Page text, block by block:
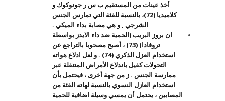
أخذ عينات من المستقيم ب س ر جونوكوك و
كلاميديا (72)، بالنسبة للفئة التي تمارس الجنس
الشرجي , و هي مصابة بداء الميكي .
ان بروز البريب (الحمية ضد داء الايدز بواسطة
تروفادا) (73) ، أصبح مصحوبا بالتراجع عن
استخدام العزل الذكري (74) . و لعل ادلاع هواته
التحولات كفيل باندلاع الأمراض المتنقلة عبر
ممارسة الجنس . ز من جهة أخرى ، فيحتمل بأن
استخدام العازل النسوي بالنسبة لهاته الفئة من
المصابين ، يحتمل أن يمسي وسيلة اضافية للحمية